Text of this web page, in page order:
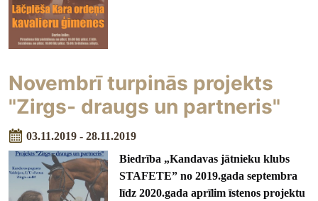
Novembrī turpinās projekts
"Zirgs- draugs un partneris"
03.11.2019 - 28.11.2019
Biedrība „Kandavas jātnieku klubs
STAFETE” no 2019.gada septembra
līdz 2020.gada aprīlim īstenos projektu